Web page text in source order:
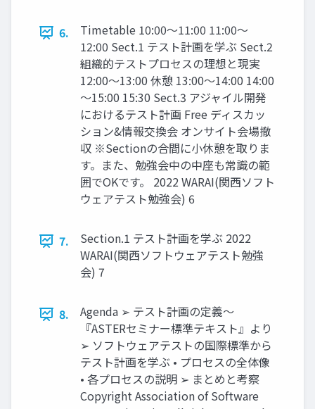
6.
Timetable 10:00～11:00 11:00～
12:00 Sect.1 テスト計画を学ぶ Sect.2
組織的テストプロセスの理想と現実
12:00～13:00 休憩 13:00～14:00 14:00
～15:00 15:30 Sect.3 アジャイル開発
におけるテスト計画 Free ディスカッ
ション&情報交換会 オンサイト会場撤
収 ※Sectionの合間に小休憩を取りま
す。また、勉強会中の中座も常識の範
囲でOKです。 2022 WARAI(関西ソフト
ウェアテスト勉強会) 6
7.
Section.1 テスト計画を学ぶ 2022
WARAI(関西ソフトウェアテスト勉強
会) 7
8.
Agenda ➢ テスト計画の定義～
『ASTERセミナー標準テキスト』より
➢ ソフトウェアテストの国際標準から
テスト計画を学ぶ • プロセスの全体像
• 各プロセスの説明 ➢ まとめと考察
Copyright Association of Software